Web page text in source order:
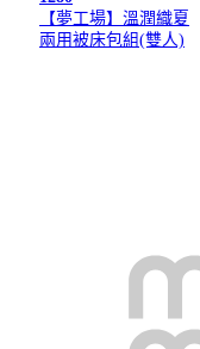
【夢工場】溫潤織夏
兩用被床包組(雙人)